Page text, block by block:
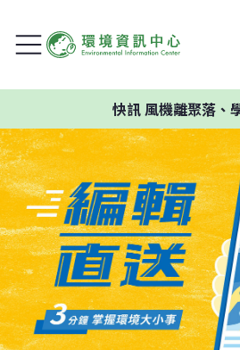
快訊風機離聚落、學